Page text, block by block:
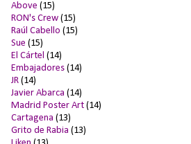
Above (15)
RON's Crew (15)
Raúl Cabello (15)
Sue (15)
El Cártel (14)
Embajadores (14)
JR (14)
Javier Abarca (14)
Madrid Poster Art (14)
Cartagena (13)
Grito de Rabia (13)